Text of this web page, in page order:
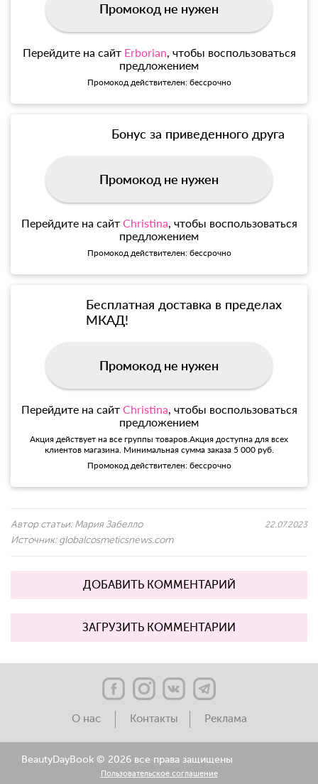
Промокод не нужен
Перейдите на сайт Erborian, чтобы воспользоваться
предложением
Промокод действителен: бессрочно
Бонус за приведенного друга
Промокод не нужен
Перейдите на сайт Christina, чтобы воспользоваться
предложением
Промокод действителен: бессрочно
Бесплатная доставка в пределах
МКАД!
Промокод не нужен
Перейдите на сайт Christina, чтобы воспользоваться
предложением
Акция действует на все группы товаров.Акция доступна для всех
клиентов магазина. Минимальная сумма заказа 5 000 руб.
Промокод действителен: бессрочно
Автор статьи: Мария Забелло
Источник: globalcosmeticsnews.com
22.07.2023
ДОБАВИТЬ КОММЕНТАРИЙ
ЗАГРУЗИТЬ КОММЕНТАРИИ
О нас Контакты Реклама
BeautyDayBook © 2026 все права защищены
Пользовательское соглашение